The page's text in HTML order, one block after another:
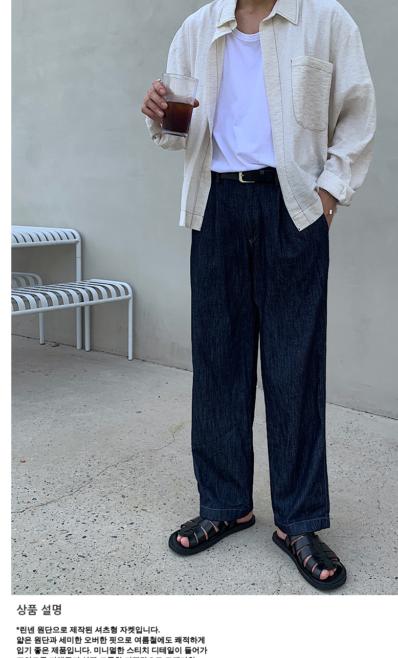
상품 설명
*린넨 원단으로 제작된 셔츠형 자켓입니다.
얇은 원단과 세미한 오버한 핏으로 여름철에도 쾌적하게
입기 좋은 제품입니다. 미니멀한 스티치 디테일이 들어가